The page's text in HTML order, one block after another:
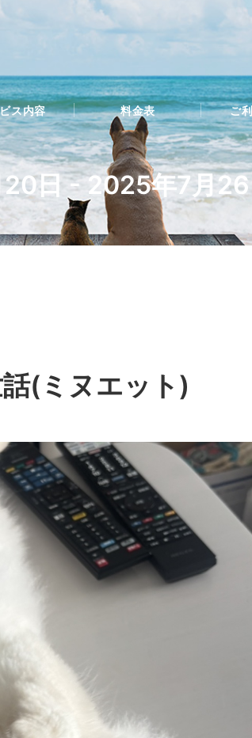
日 - 2025年7月
(ミヌエット)
ス内容 料金表 ご